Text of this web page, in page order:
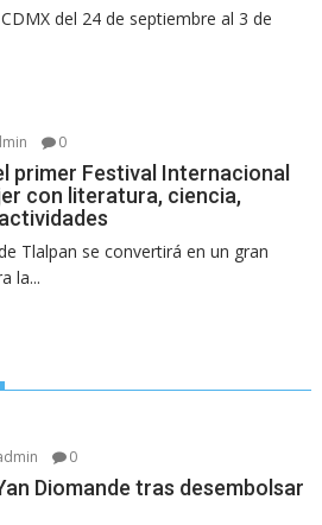
del 24 de septiembre al 3 de
0
primer Festival Internacional
con literatura, ciencia,
Tlalpan se convertirá en un gran
la...
0
Diomande tras desembolsar